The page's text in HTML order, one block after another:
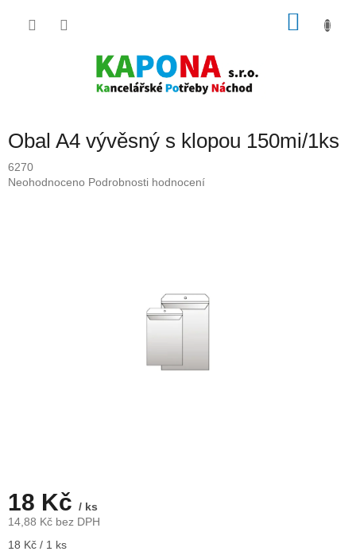
Obal A4 vývěsný s klopou 150mi/1ks
6270
Průměrné
Neohodnoceno Podrobnosti hodnocení
18 Kč / ks
14,88 Kč bez DPH
Měrná
18 Kč / 1 ks